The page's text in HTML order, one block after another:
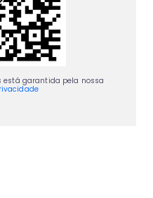
está garantida pela nossa